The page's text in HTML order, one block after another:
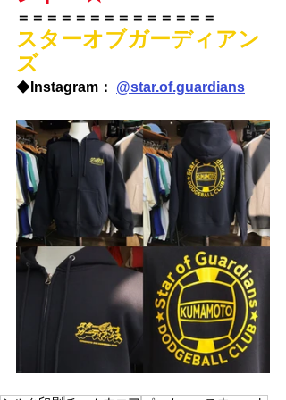
＝＝＝＝＝＝＝＝＝＝＝＝＝＝
スターオブガーディアン
ズ
◆ Instagram： @star.of.guardians